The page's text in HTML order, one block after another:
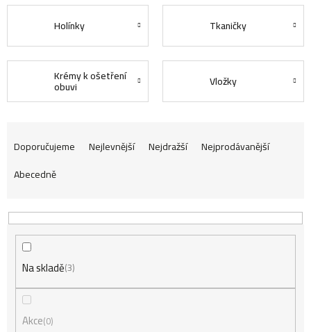
Holínky Tkaničky
Krémy k ošetření
obuvi Vložky
Ř
a
z
e
Doporučujeme Nejlevnější Nejdražší
Nejprodávanější
Abecedně
Na skladě 3
Akce 0